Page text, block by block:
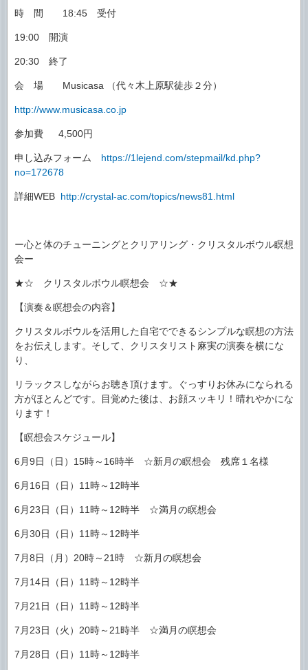
時 間 18:45 受付
19:00 開演
20:30 終了
会 場 Musicasa （代々木上原駅徒歩２分）
http://www.musicasa.co.jp
参加費 4,500円
申し込みフォーム https://1lejend.com/stepmail/kd.php?
no=172678
詳細WEB http://crystal-ac.com/topics/news81.html
ー心と体のチューニングとクリアリング・クリスタルボウル瞑想
会ー
★☆ クリスタルボウル瞑想会 ☆★
【演奏＆瞑想会の内容】
クリスタルボウルを活用した自宅でできるシンプルな瞑想の方法
をお伝えします。そして、クリスタリスト麻実の演奏を横にな
り、
リラックスしながらお聴き頂けます。ぐっすりお休みになられる
方がほとんどです。目覚めた後は、お顔スッキリ！晴れやかにな
ります！
【瞑想会スケジュール】
6月9日（日）15時～16時半 ☆新月の瞑想会 残席１名様
6月16日（日）11時～12時半
6月23日（日）11時～12時半 ☆満月の瞑想会
6月30日（日）11時～12時半
7月8日（月）20時～21時 ☆新月の瞑想会
7月14日（日）11時～12時半
7月21日（日）11時～12時半
7月23日（火）20時～21時半 ☆満月の瞑想会
7月28日（日）11時～12時半